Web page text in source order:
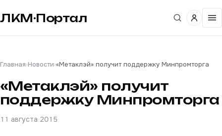
ЛКМ·Портал
Главная›Новости›«Метаклэй» получит поддержку Минпромторга
«Метаклэй» получит
поддержку Минпромторга
11 августа 2015